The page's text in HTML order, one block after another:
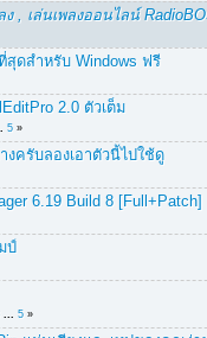
, เล่นเพลงออนไลน์
สุดสำหรับ Windows ฟรี
2.0 ตัวเต็ม
5 »
ครับลองเอาตัวนี้ไปใช้ดู
6.19 Build 8
ป์
... 5 »